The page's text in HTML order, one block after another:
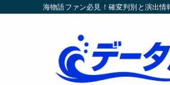
海物語ファン必見！確変判別と演出情